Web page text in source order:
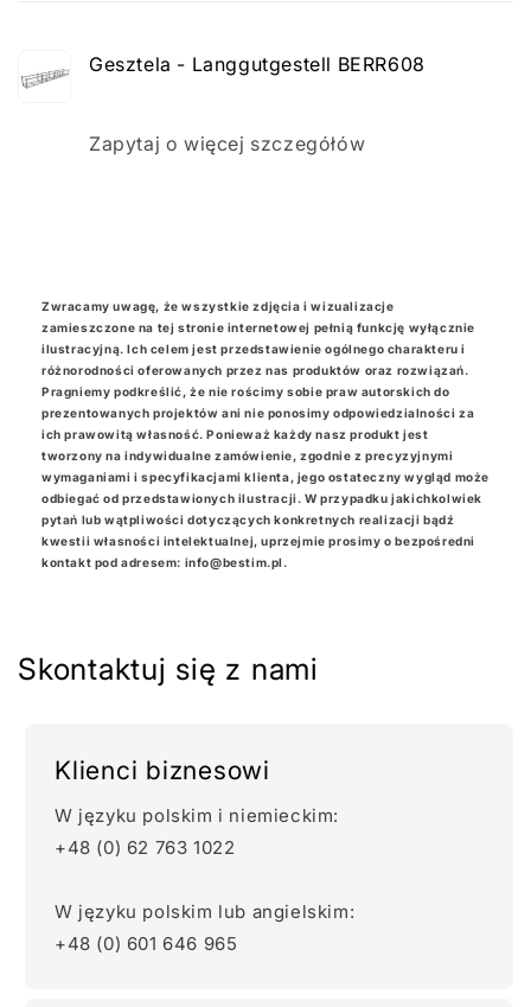
Gesztela - Langgutgestell BERR608
Ilość
Zapytaj o więcej szczegółów
Zwracamy uwagę, że wszystkie zdjęcia i wizualizacje
zamieszczone na tej stronie internetowej pełnią funkcję wyłącznie
ilustracyjną. Ich celem jest przedstawienie ogólnego charakteru i
różnorodności oferowanych przez nas produktów oraz rozwiązań.
Pragniemy podkreślić, że nie rościmy sobie praw autorskich do
prezentowanych projektów ani nie ponosimy odpowiedzialności za
ich prawowitą własność. Ponieważ każdy nasz produkt jest
tworzony na indywidualne zamówienie, zgodnie z precyzyjnymi
wymaganiami i specyfikacjami klienta, jego ostateczny wygląd może
odbiegać od przedstawionych ilustracji. W przypadku jakichkolwiek
pytań lub wątpliwości dotyczących konkretnych realizacji bądź
kwestii własności intelektualnej, uprzejmie prosimy o bezpośredni
kontakt pod adresem: info@bestim.pl.
Skontaktuj się z nami
Klienci biznesowi
W języku polskim i niemieckim:
+48 (0) 62 763 1022
W języku polskim lub angielskim:
+48 (0) 601 646 965